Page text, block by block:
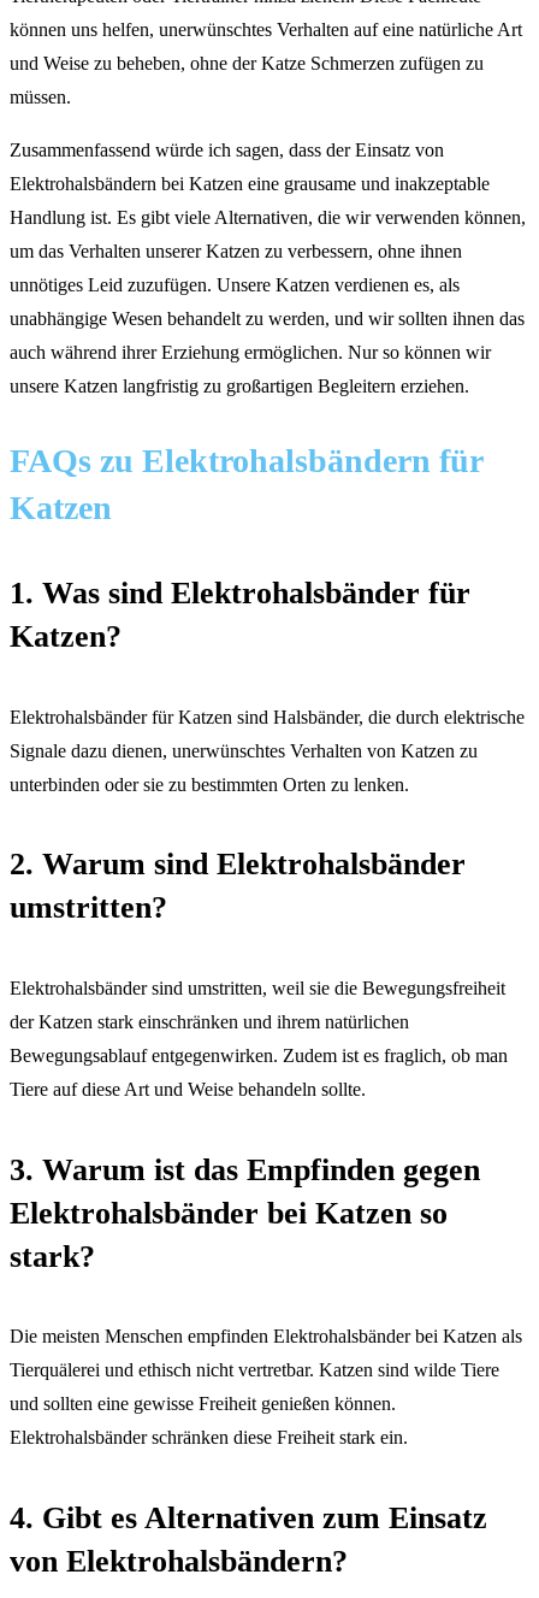
können uns helfen, unerwünschtes Verhalten auf eine natürliche Art
und Weise zu beheben, ohne der Katze Schmerzen zufügen zu
müssen.
Zusammenfassend würde ich sagen, dass der Einsatz von
Elektrohalsbändern bei Katzen eine grausame und inakzeptable
Handlung ist. Es gibt viele Alternativen, die wir verwenden können,
um das Verhalten unserer Katzen zu verbessern, ohne ihnen
unnötiges Leid zuzufügen. Unsere Katzen verdienen es, als
unabhängige Wesen behandelt zu werden, und wir sollten ihnen das
auch während ihrer Erziehung ermöglichen. Nur so können wir
unsere Katzen langfristig zu großartigen Begleitern erziehen.
FAQs zu Elektrohalsbändern für
Katzen
1. Was sind Elektrohalsbänder für
Katzen?
Elektrohalsbänder für Katzen sind Halsbänder, die durch elektrische
Signale dazu dienen, unerwünschtes Verhalten von Katzen zu
unterbinden oder sie zu bestimmten Orten zu lenken.
2. Warum sind Elektrohalsbänder
umstritten?
Elektrohalsbänder sind umstritten, weil sie die Bewegungsfreiheit
der Katzen stark einschränken und ihrem natürlichen
Bewegungsablauf entgegenwirken. Zudem ist es fraglich, ob man
Tiere auf diese Art und Weise behandeln sollte.
3. Warum ist das Empfinden gegen
Elektrohalsbänder bei Katzen so
stark?
Die meisten Menschen empfinden Elektrohalsbänder bei Katzen als
Tierquälerei und ethisch nicht vertretbar. Katzen sind wilde Tiere
und sollten eine gewisse Freiheit genießen können.
Elektrohalsbänder schränken diese Freiheit stark ein.
4. Gibt es Alternativen zum Einsatz
von Elektrohalsbändern?